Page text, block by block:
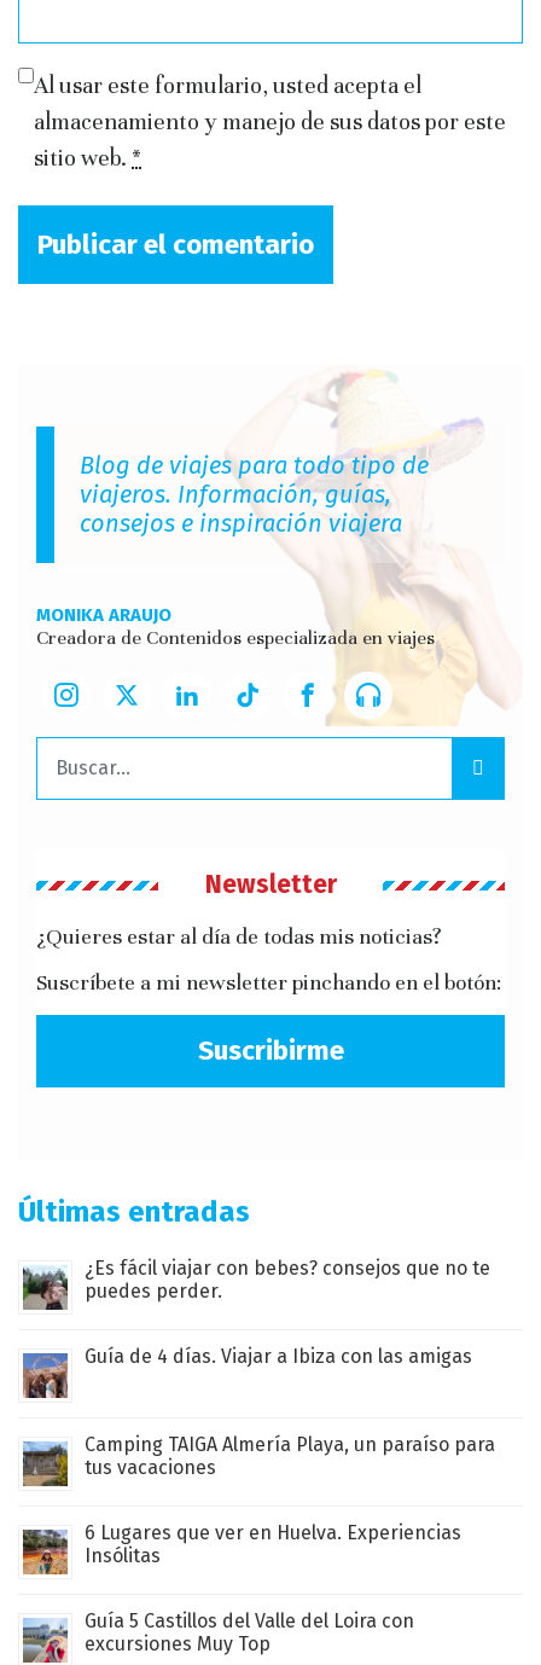
Al usar este formulario, usted acepta el
almacenamiento y manejo de sus datos por este
sitio web. *
Blog de viajes para todo tipo de
viajeros. Información, guías,
consejos e inspiración viajera
MONIKA ARAUJO
Creadora de Contenidos especializada en viajes
Buscar:
Newsletter
¿Quieres estar al día de todas mis noticias?
Suscríbete a mi newsletter pinchando en el botón:
Suscribirme
Últimas entradas
¿Es fácil viajar con bebes? consejos que no te
puedes perder.
Guía de 4 días. Viajar a Ibiza con las amigas
Camping TAIGA Almería Playa, un paraíso para
tus vacaciones
6 Lugares que ver en Huelva. Experiencias
Insólitas
Guía 5 Castillos del Valle del Loira con
excursiones Muy Top